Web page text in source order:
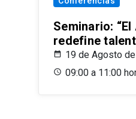
Seminario:
redefine
19 de Agosto
09:00 a 11:00